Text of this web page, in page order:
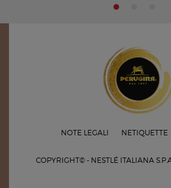
NOTE LEGALI NETIQUETTE
COPYRIGHT© - NESTLÉ ITALIANA